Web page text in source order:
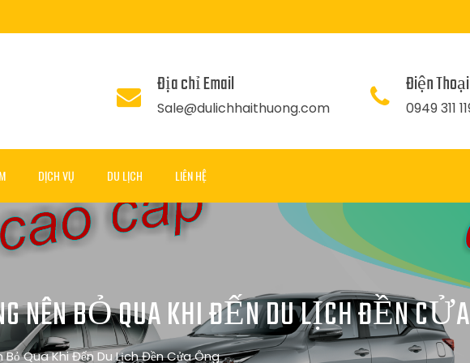
Địa chỉ Email
Sale@dulichhaithuong.com
Điện Thoại
0949 311
DỊCH VỤ DU LỊCH LIÊN HỆ
NÊN BỎ QUA KHI ĐẾN DU LỊCH ĐỀN
Qua Khi Đến Du Lịch Đền Cửa Ông